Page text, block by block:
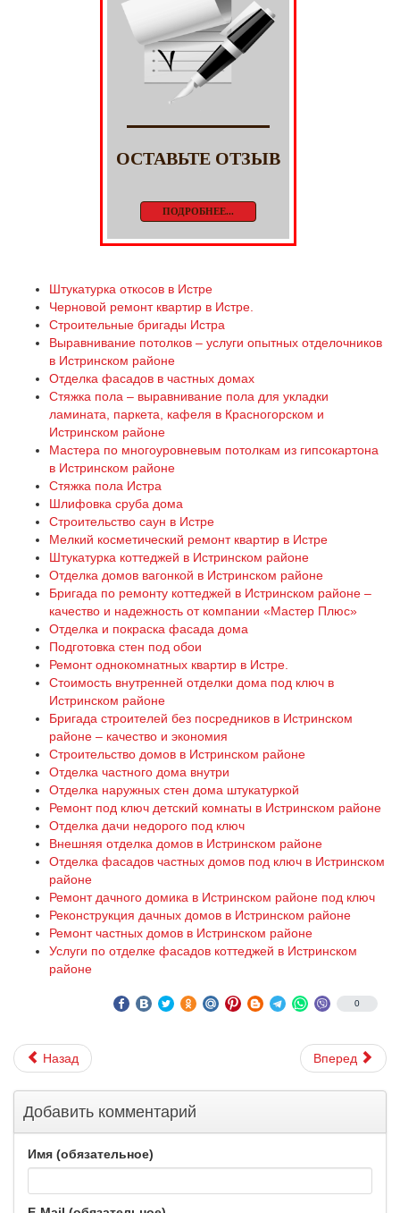
ОСТАВЬТЕ ОТЗЫВ
ПОДРОБНЕЕ...
Штукатурка откосов в Истре
Черновой ремонт квартир в Истре.
Строительные бригады Истра
Выравнивание потолков – услуги опытных отделочников
в Истринском районе
Отделка фасадов в частных домах
Стяжка пола – выравнивание пола для укладки
ламината, паркета, кафеля в Красногорском и
Истринском районе
Мастера по многоуровневым потолкам из гипсокартона
в Истринском районе
Стяжка пола Истра
Шлифовка сруба дома
Строительство саун в Истре
Мелкий косметический ремонт квартир в Истре
Штукатурка коттеджей в Истринском районе
Отделка домов вагонкой в Истринском районе
Бригада по ремонту коттеджей в Истринском районе –
качество и надежность от компании «Мастер Плюс»
Отделка и покраска фасада дома
Подготовка стен под обои
Ремонт однокомнатных квартир в Истре.
Стоимость внутренней отделки дома под ключ в
Истринском районе
Бригада строителей без посредников в Истринском
районе – качество и экономия
Строительство домов в Истринском районе
Отделка частного дома внутри
Отделка наружных стен дома штукатуркой
Ремонт под ключ детский комнаты в Истринском районе
Отделка дачи недорого под ключ
Внешняя отделка домов в Истринском районе
Отделка фасадов частных домов под ключ в Истринском
районе
Ремонт дачного домика в Истринском районе под ключ
Реконструкция дачных домов в Истринском районе
Ремонт частных домов в Истринском районе
Услуги по отделке фасадов коттеджей в Истринском
районе
0
Назад Вперед
Добавить комментарий
Имя (обязательное)